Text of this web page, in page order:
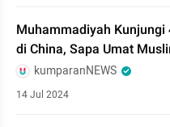
Muhammadiyah Kunjungi
di China, Sapa Umat
kumparanNEWS
14 Jul 2024